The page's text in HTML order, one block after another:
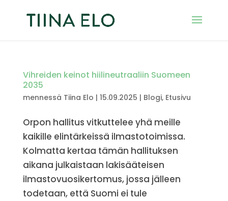
Vihreiden keinot hiilineutraaliin Suomeen
2035
mennessä Tiina Elo | 15.09.2025 | Blogi, Etusivu
Orpon hallitus vitkuttelee yhä meille
kaikille elintärkeissä ilmastotoimissa.
Kolmatta kertaa tämän hallituksen
aikana julkaistaan lakisääteisen
ilmastovuosikertomus, jossa jälleen
todetaan, että Suomi ei tule